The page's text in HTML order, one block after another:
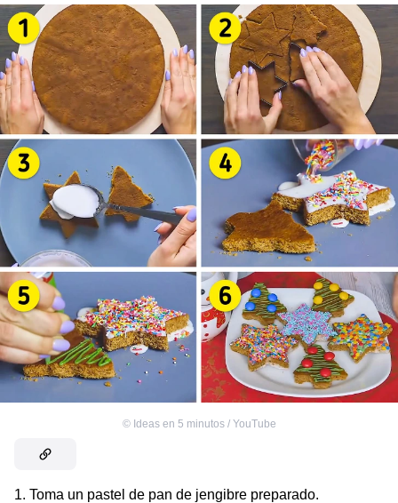
© Ideas en 5 minutos / YouTube
1. Toma un pastel de pan de jengibre preparado.